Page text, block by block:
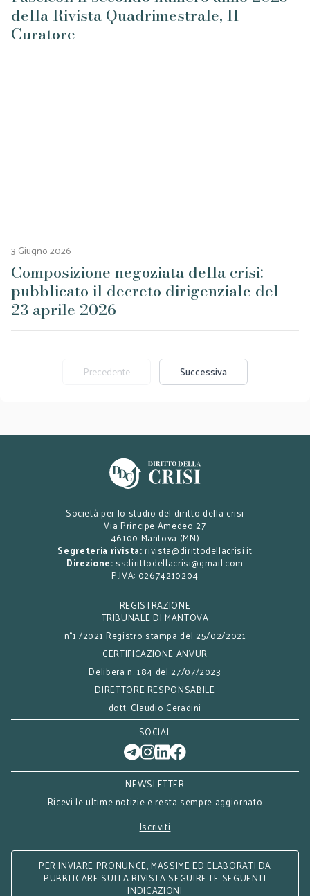
della Rivista Quadrimestrale, Il
Curatore
3 Giugno 2026
Composizione negoziata della crisi:
pubblicato il decreto dirigenziale del
23 aprile 2026
Precedente Successiva
Società per lo studio del diritto della crisi
Via Principe Amedeo 27
46100 Mantova (MN)
Segreteria rivista: rivista@dirittodellacrisi.it
Direzione: ssdirittodellacrisi@gmail.com
P.IVA: 02674210204
REGISTRAZIONE
TRIBUNALE DI MANTOVA
n°1 /2021 Registro stampa del 25/02/2021
CERTIFICAZIONE ANVUR
Delibera n. 184 del 27/07/2023
DIRETTORE RESPONSABILE
dott. Claudio Ceradini
SOCIAL
NEWSLETTER
Ricevi le ultime notizie e resta sempre aggiornato
Iscriviti
PER INVIARE PRONUNCE, MASSIME ED ELABORATI DA
PUBBLICARE SULLA RIVISTA SEGUIRE LE SEGUENTI
INDICAZIONI